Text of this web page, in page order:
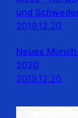
und
2019.12.20
Neues
2020
2019.12.20